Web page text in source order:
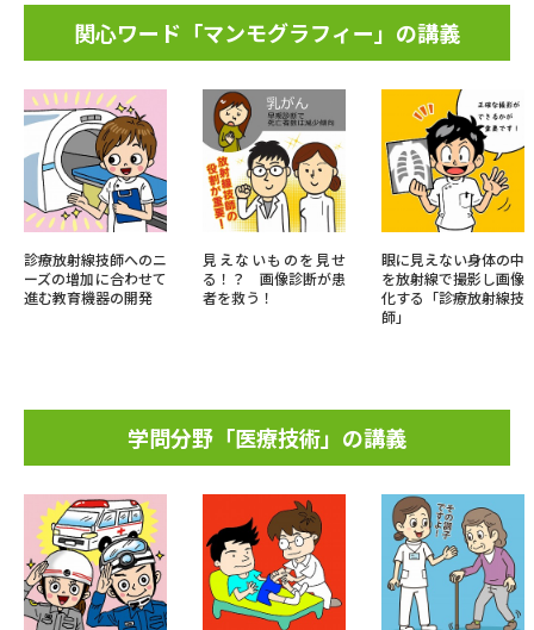
関心ワード「マンモグラフィー」の講義
診療放射線技師へのニ
ーズの増加に合わせて
進む教育機器の開発
見えないものを見せ
る！？ 画像診断が患
者を救う！
眼に見えない身体の中
を放射線で撮影し画像
化する「診療放射線技
師」
学問分野「医療技術」の講義